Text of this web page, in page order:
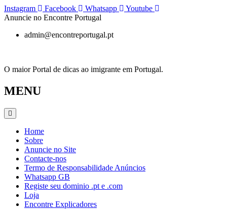
Pular
para
conteúdo
Instagram Facebook Whatsapp
Youtube
Anuncie no Encontre Portugal
admin@encontreportugal.pt
O maior Portal de dicas ao imigrante em Portugal.
MENU
Home
Sobre
Anuncie no Site
Contacte-nos
Termo de Responsabilidade Anúncios
Whatsapp GB
Registe seu dominio .pt e .com
Loja
Encontre Explicadores